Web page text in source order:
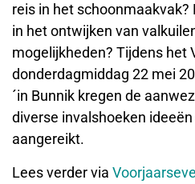
reis in het
in het ontwijken van
mogelijkheden? Tijdens het
donderdagmiddag 22 mei
´in Bunnik kregen de
diverse invalshoeken
aangereikt.
Lees verder via